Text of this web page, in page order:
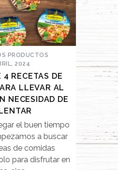
PRODUCTOS
2024
4 RECETAS DE
LLEVAR AL
NECESIDAD DE
el buen tiempo
a buscar
de comidas
para disfrutar en